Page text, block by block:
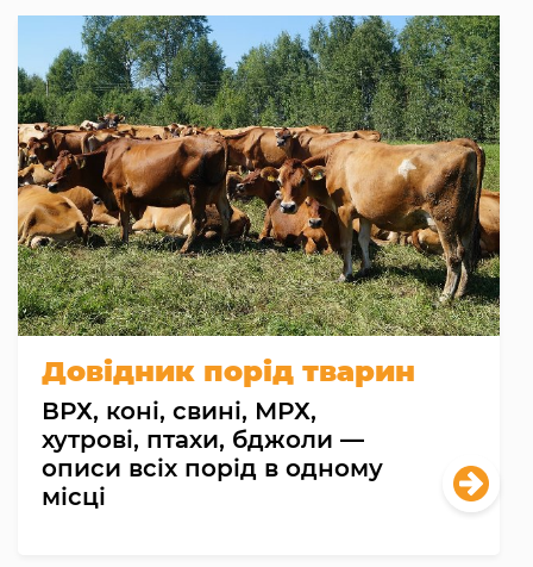
Довідник порід тварин
ВРХ, коні, свині, МРХ,
хутрові, птахи, бджоли —
описи всіх порід в одному
місці